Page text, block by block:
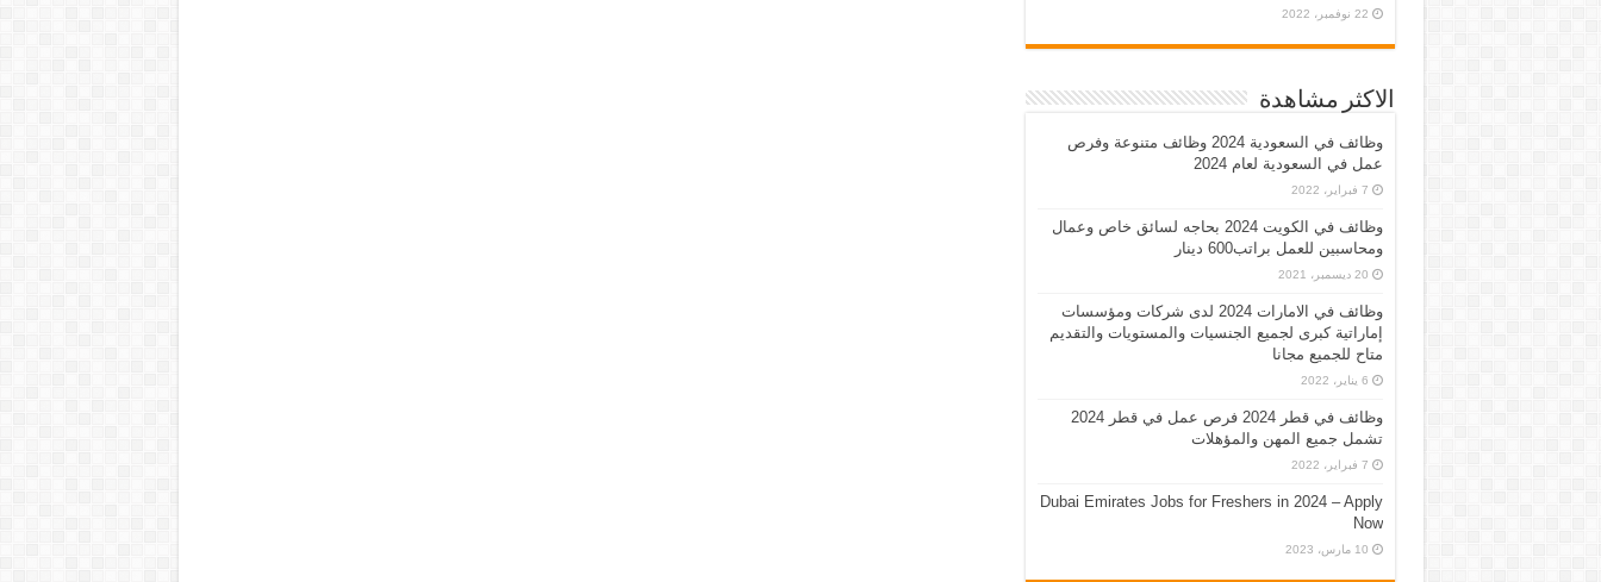
22 نوفمبر، 2022
الاكثر مشاهدة
وظائف في السعودية 2024 وظائف متنوعة وفرص
عمل في السعودية لعام 2024
7 فبراير، 2022
وظائف في الكويت 2024 بحاجه لسائق خاص وعمال
ومحاسبين للعمل براتب600 دينار
20 ديسمبر، 2021
وظائف في الامارات 2024 لدى شركات ومؤسسات
إماراتية كبرى لجميع الجنسيات والمستويات والتقديم
متاح للجميع مجانا
6 يناير، 2022
وظائف في قطر 2024 فرص عمل في قطر 2024
تشمل جميع المهن والمؤهلات
7 فبراير، 2022
Dubai Emirates Jobs for Freshers in 2024 – Apply
Now
10 مارس، 2023